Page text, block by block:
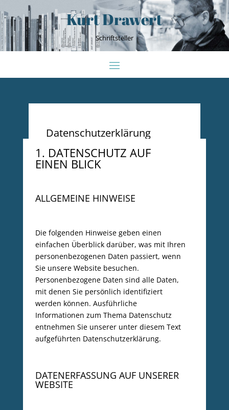
Kurt Drawert
Schriftsteller
Datenschutzerklärung
1. DATENSCHUTZ AUF
EINEN BLICK
ALLGEMEINE HINWEISE
Die folgenden Hinweise geben einen
einfachen Überblick darüber, was mit Ihren
personenbezogenen Daten passiert, wenn
Sie unsere Website besuchen.
Personenbezogene Daten sind alle Daten,
mit denen Sie persönlich identifiziert
werden können. Ausführliche
Informationen zum Thema Datenschutz
entnehmen Sie unserer unter diesem Text
aufgeführten Datenschutzerklärung.
DATENERFASSUNG AUF UNSERER
WEBSITE